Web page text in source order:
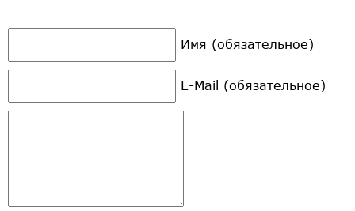
Имя (обязательное)
E-Mail (обязательное)